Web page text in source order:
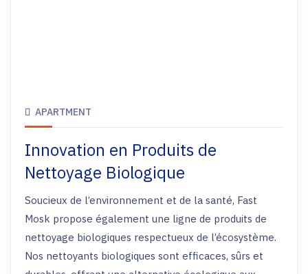
APARTMENT
Innovation en Produits de
Nettoyage Biologique
Soucieux de l’environnement et de la santé, Fast
Mosk propose également une ligne de produits de
nettoyage biologiques respectueux de l’écosystème.
Nos nettoyants biologiques sont efficaces, sûrs et